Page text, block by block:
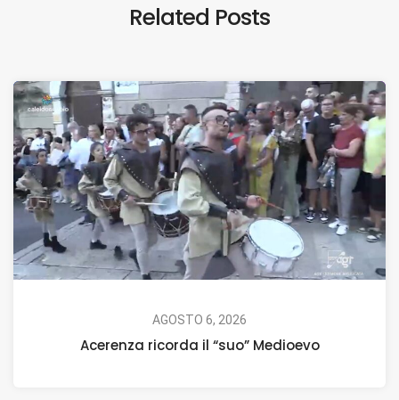
Related Posts
AGOSTO 6, 2026
Acerenza ricorda il “suo” Medioevo